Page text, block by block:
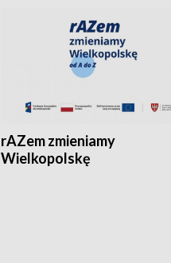
rAZem zmieniamy
Wielkopolskę